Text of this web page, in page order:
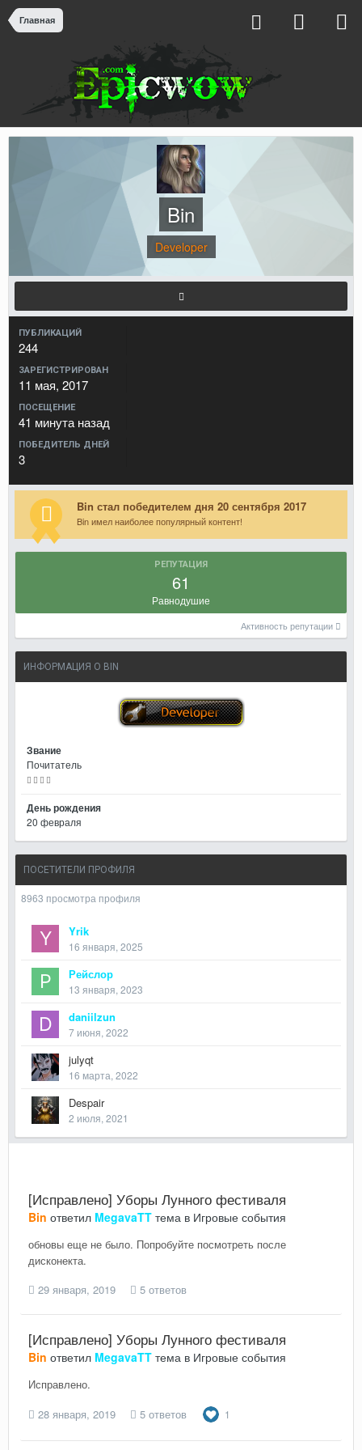
Главная
Bin
Developer
ПУБЛИКАЦИЙ
244
ЗАРЕГИСТРИРОВАН
11 мая, 2017
ПОСЕЩЕНИЕ
41 минута назад
ПОБЕДИТЕЛЬ ДНЕЙ
3
Bin стал победителем дня 20 сентября 2017
Bin имел наиболее популярный контент!
РЕПУТАЦИЯ
61
Равнодушие
Активность репутации
ИНФОРМАЦИЯ О BIN
Звание
Почитатель
День рождения
20 февраля
ПОСЕТИТЕЛИ ПРОФИЛЯ
8963 просмотра профиля
Yrik
16 января, 2025
Рейслор
13 января, 2023
daniilzun
7 июня, 2022
julyqt
16 марта, 2022
Despair
2 июля, 2021
[Исправлено] Уборы Лунного фестиваля
Bin ответил MegavaTT тема в Игровые события
обновы еще не было. Попробуйте посмотреть после
дисконекта.
29 января, 2019
5 ответов
[Исправлено] Уборы Лунного фестиваля
Bin ответил MegavaTT тема в Игровые события
Исправлено.
28 января, 2019
5 ответов 1